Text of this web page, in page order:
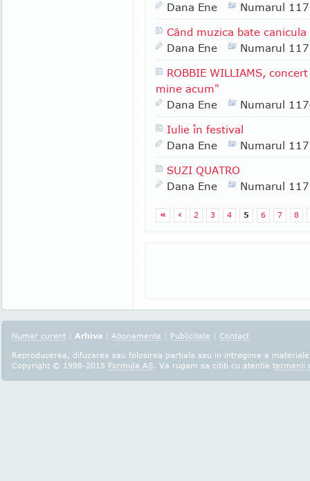
Dana Ene
Numarul
Când muzica bate canicula
Dana Ene
Numarul
ROBBIE WILLIAMS,
mine acum"
Dana Ene
Numarul
Iulie în festival
Dana Ene
Numarul
SUZI QUATRO
Dana Ene
Numarul
« ‹ 2 3 4 5 6 7 8
Numar curent | Arhiva | Abonamente | Publicitate | Contact
Reproducerea, difuzarea sau folosirea partiala sau in intregime a
Copyright © 1998-2015 Formula AS. Va rugam sa cititi cu atentie termenii